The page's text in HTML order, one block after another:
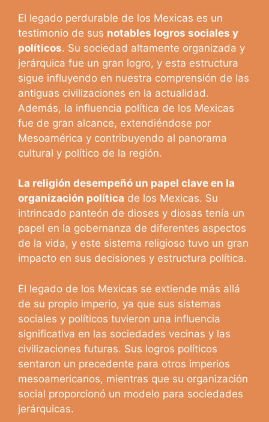
El legado perdurable de los Mexicas es un
testimonio de sus notables logros sociales y
políticos. Su sociedad altamente organizada y
jerárquica fue un gran logro, y esta estructura
sigue influyendo en nuestra comprensión de las
antiguas civilizaciones en la actualidad.
Además, la influencia política de los Mexicas
fue de gran alcance, extendiéndose por
Mesoamérica y contribuyendo al panorama
cultural y político de la región.
La religión desempeñó un papel clave en la
organización política de los Mexicas. Su
intrincado panteón de dioses y diosas tenía un
papel en la gobernanza de diferentes aspectos
de la vida, y este sistema religioso tuvo un gran
impacto en sus decisiones y estructura política.
El legado de los Mexicas se extiende más allá
de su propio imperio, ya que sus sistemas
sociales y políticos tuvieron una influencia
significativa en las sociedades vecinas y las
civilizaciones futuras. Sus logros políticos
sentaron un precedente para otros imperios
mesoamericanos, mientras que su organización
social proporcionó un modelo para sociedades
jerárquicas.